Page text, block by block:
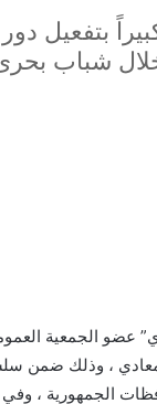
بتفعيل دور
خلال شباب
عضو الجمعية
، وذلك ضمن
الجمهورية ، وفي